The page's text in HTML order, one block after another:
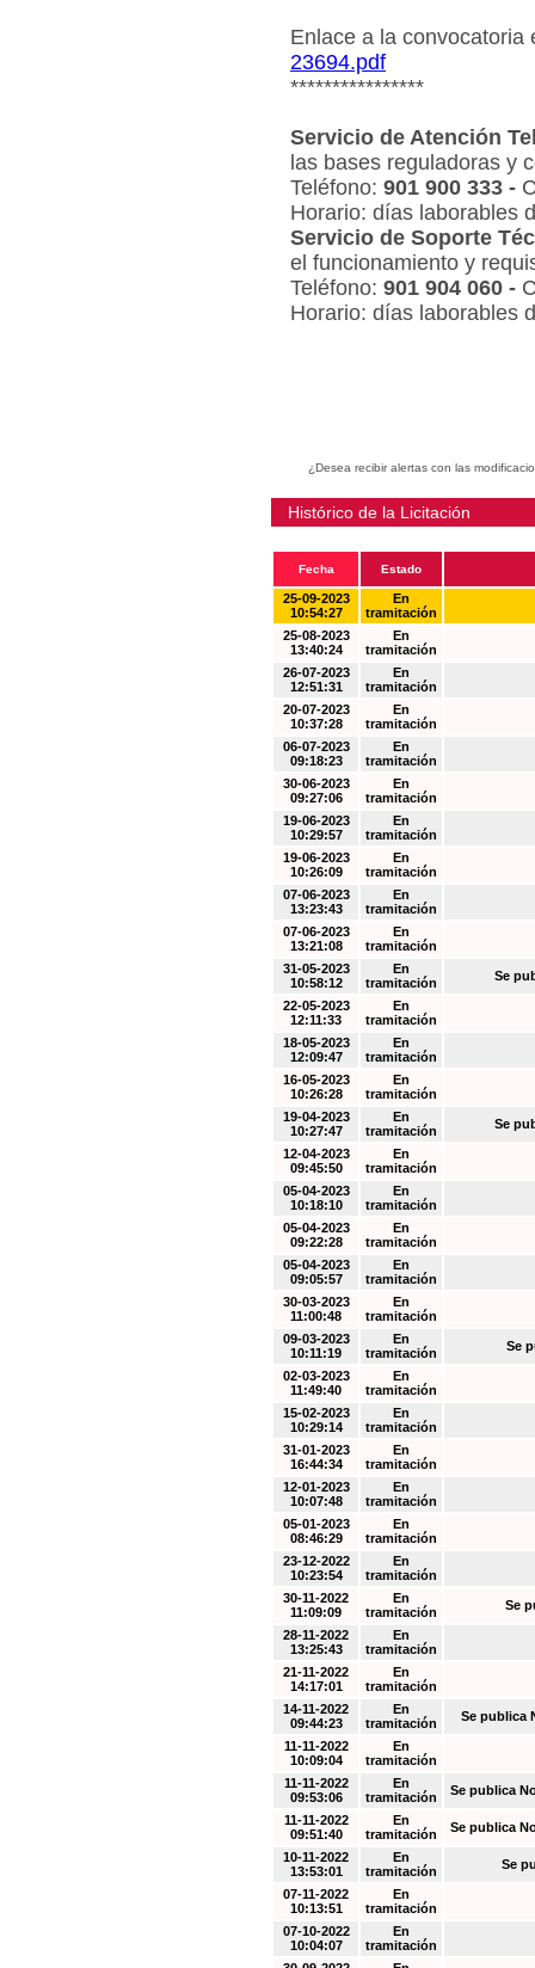
Enlace a la
23694.pdf
****************
Servicio de Atención
las bases reguladoras y
Teléfono: 901 900 333 -
Horario: días laborables
Servicio de Soporte
el funcionamiento y
Teléfono: 901 904 060 -
Horario: días laborables
¿Desea recibir alertas con las
Histórico de la Licitación
Fecha Estado
25-09-2023
10:54:27
En
tramitación
25-08-2023
13:40:24
En
tramitación
26-07-2023
12:51:31
En
tramitación
20-07-2023
10:37:28
En
tramitación
06-07-2023
09:18:23
En
tramitación
30-06-2023
09:27:06
En
tramitación
19-06-2023
10:29:57
En
tramitación
19-06-2023
10:26:09
En
tramitación
07-06-2023
13:23:43
En
tramitación
07-06-2023
13:21:08
En
tramitación
31-05-2023
10:58:12
En
tramitación
Se
22-05-2023
12:11:33
En
tramitación
18-05-2023
12:09:47
En
tramitación
16-05-2023
10:26:28
En
tramitación
19-04-2023
10:27:47
En
tramitación
Se
12-04-2023
09:45:50
En
tramitación
05-04-2023
10:18:10
En
tramitación
05-04-2023
09:22:28
En
tramitación
05-04-2023
09:05:57
En
tramitación
30-03-2023
11:00:48
En
tramitación
09-03-2023
10:11:19
En
tramitación
Se
02-03-2023
11:49:40
En
tramitación
15-02-2023
10:29:14
En
tramitación
31-01-2023
16:44:34
En
tramitación
12-01-2023
10:07:48
En
tramitación
05-01-2023
08:46:29
En
tramitación
23-12-2022
10:23:54
En
tramitación
30-11-2022
11:09:09
En
tramitación
Se
28-11-2022
13:25:43
En
tramitación
21-11-2022
14:17:01
En
tramitación
14-11-2022
09:44:23
En
tramitación
Se publica
11-11-2022
10:09:04
En
tramitación
11-11-2022
09:53:06
En
tramitación
Se publica
11-11-2022
09:51:40
En
tramitación
Se publica
10-11-2022
13:53:01
En
tramitación
Se
07-11-2022
10:13:51
En
tramitación
07-10-2022
10:04:07
En
tramitación